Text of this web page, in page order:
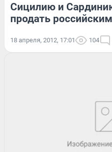
Сицилию и
продать
18 апреля, 2012, 17:01 104